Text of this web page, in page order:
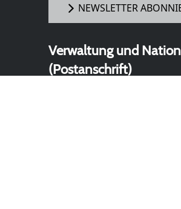
NEWSLETTER
Verwaltung und
(Postanschrift)